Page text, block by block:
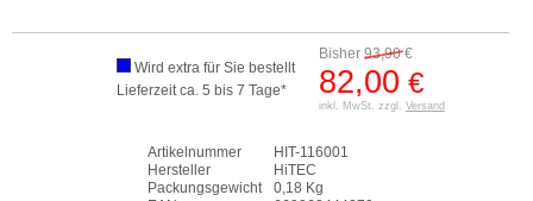
Bisher 93,90€
82,00 €
inkl. MwSt. zzgl. Versand
Wird extra für Sie bestellt
Lieferzeit ca. 5 bis 7 Tage*
Artikelnummer
HIT-116001
Hersteller
HiTEC
Packungsgewicht
0,18 Kg